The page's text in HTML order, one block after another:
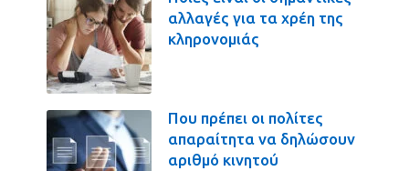
αλλαγές για τα χρέη της
κληρονομιάς
Που πρέπει οι πολίτες
απαραίτητα να δηλώσουν
αριθμό κινητού